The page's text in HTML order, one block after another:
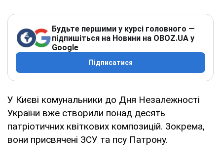
Будьте першими у курсі головного —
підпишіться на Новини на OBOZ.UA у
Google
Підписатися
У Києві комунальники до Дня Незалежності
України вже створили понад десять
патріотичних квіткових композицій. Зокрема,
вони присвячені ЗСУ та псу Патрону.